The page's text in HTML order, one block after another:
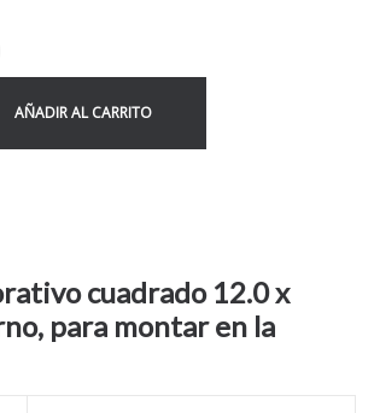
precio
actual
AÑADIR AL CARRITO
cuadrado 12.0 x
para montar en la